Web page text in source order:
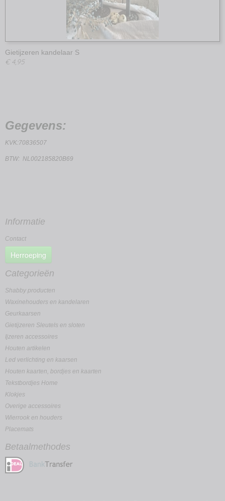
Gietijzeren kandelaar S
€ 4,95
Gegevens:
KVK:70836507
BTW: NL002185820B69
Informatie
Contact
Herroeping
Categorieën
Shabby producten
Waxinehouders en kandelaren
Geurkaarsen
Gietijzeren Sleutels en sloten
Ijzeren accessoires
Houten artikelen
Led verlichting en kaarsen
Houten kaarten, bordjes en kaarten
Tekstbordjes Home
Klokjes
Overige accessoires
Wierrook en houders
Placemats
Betaalmethodes